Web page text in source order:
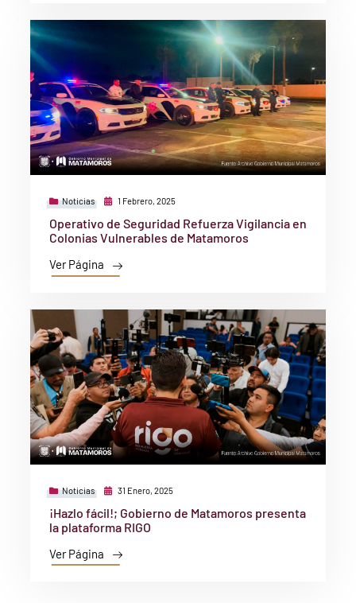
Noticias 1 Febrero, 2025
Operativo de Seguridad Refuerza Vigilancia en
Colonias Vulnerables de Matamoros
Ver Página
Noticias 31 Enero, 2025
¡Hazlo fácil!; Gobierno de Matamoros presenta
la plataforma RIGO
Ver Página